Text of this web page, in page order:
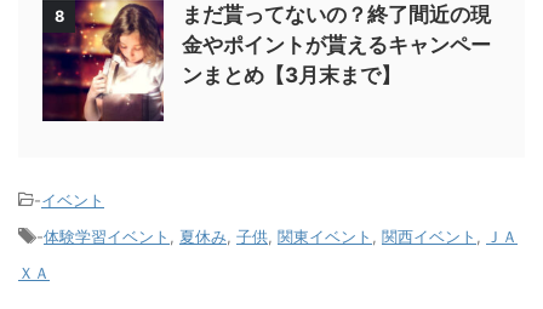
8
まだ貰ってないの？終了間近の現
金やポイントが貰えるキャンペー
ンまとめ【3月末まで】
-イベント
-体験学習イベント 夏休み 子供 関東イベント 関西イベント
ＪＡ
ＸＡ